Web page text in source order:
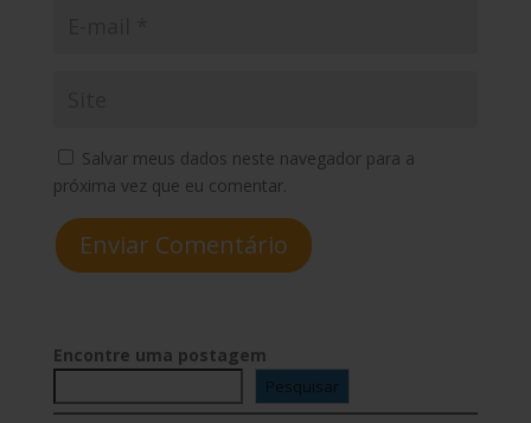
Salvar meus dados neste navegador para a
próxima vez que eu comentar.
Enviar Comentário
Encontre uma postagem
Pesquisar